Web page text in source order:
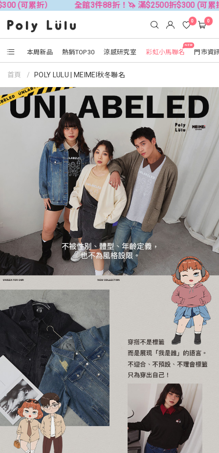
(可累折） 全館3件88折！🦄 滿$2500折$300 (可累折）
本周新品 熱銷TOP30 涼感研究室
NEW
彩虹小馬聯名 門市資
0 0
首頁 POLY LULU | MEIMEI秋冬聯名